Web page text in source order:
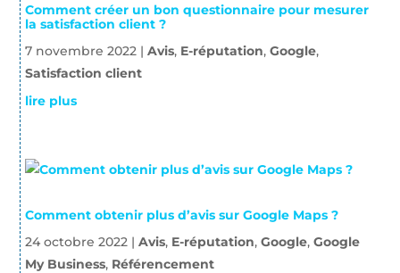
Comment créer un bon questionnaire pour mesurer
la satisfaction client ?
7 novembre 2022| Avis, E-réputation, Google,
Satisfaction client
lire plus
Comment obtenir plus d’avis sur Google Maps ?
24 octobre 2022| Avis, E-réputation, Google, Google
My Business, Référencement